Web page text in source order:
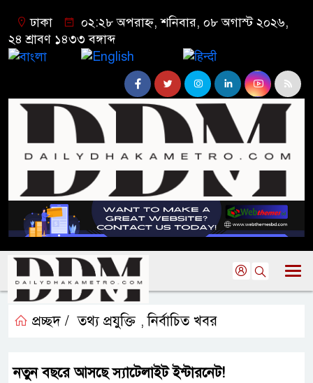
ঢাকা
০২:২৮ অপরাহ্ন, শনিবার, ০৮ অগাস্ট ২০২৬,
২৪ শ্রাবণ ১৪৩৩ বঙ্গাব্দ
প্রচ্ছদ / তথ্য প্রযুক্তি ,নির্বাচিত খবর
নতুন বছরে আসছে স্যাটেলাইট ইন্টারনেট!